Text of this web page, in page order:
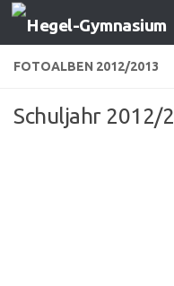
Zum Inhalt springen
FOTOALBEN 2012/2013
Schuljahr 2012/